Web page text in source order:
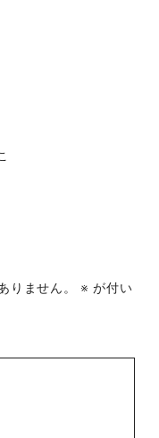
りません。 ※ が付い